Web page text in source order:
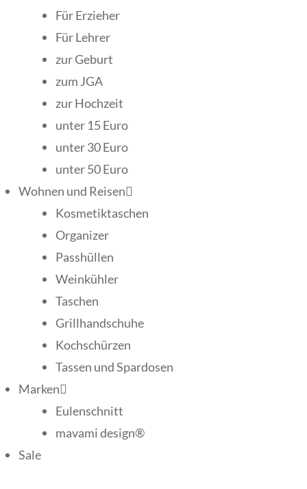
Für Erzieher
Für Lehrer
zur Geburt
zum JGA
zur Hochzeit
unter 15 Euro
unter 30 Euro
unter 50 Euro
Wohnen und Reisen
Kosmetiktaschen
Organizer
Passhüllen
Weinkühler
Taschen
Grillhandschuhe
Kochschürzen
Tassen und Spardosen
Marken
Eulenschnitt
mavami design®
Sale